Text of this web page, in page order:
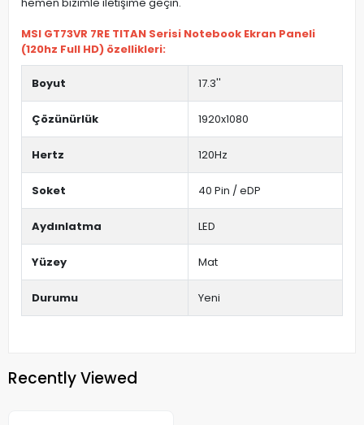
MSI GT73VR 7RE TITAN Serisi Notebook Ekran Paneli
(120hz Full HD) özellikleri:
Boyut 17.3''
Çözünürlük 1920x1080
Hertz 120Hz
Soket 40 Pin / eDP
Aydınlatma LED
Yüzey Mat
Durumu Yeni
Recently Viewed